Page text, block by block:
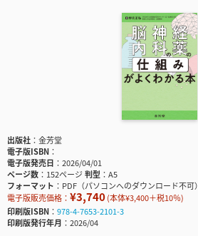
出版社
金芳堂
電子版ISBN
電子版発売日
2026/04/01
ページ数
152ページ判型
A5
フォーマット
PDF（パソコンへのダウンロード不可）
電子版販売価格： ¥3,740(本体¥3,400＋税10％)
印刷版ISBN
978-4-7653-2101-3
印刷版発行年月
2026/04